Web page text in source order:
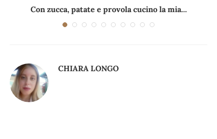
Con zucca, patate e provola cucino la mia...
CHIARA LONGO